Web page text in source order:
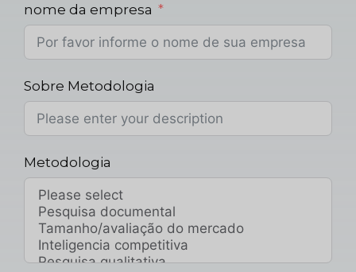
nome da empresa
Sobre Metodologia
Metodologia